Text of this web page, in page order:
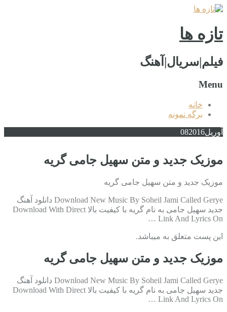
تازه ها
فیلم|سریال|آهنگ
Menu
خانه
برگه نمونه
آوریل 082016
موزیک جدید و متن سهیل جامی گریه
موزیک جدید و متن سهیل جامی گریه
Download New Music By Soheil Jami Called Gerye دانلود آهنگ
جدید سهیل جامی به نام گریه با کیفیت بالا Download With Direct
Link And Lyrics On …
این پست متعلق به میباشد.
موزیک جدید و متن سهیل جامی گریه
Download New Music By Soheil Jami Called Gerye دانلود آهنگ
جدید سهیل جامی به نام گریه با کیفیت بالا Download With Direct
Link And Lyrics On …